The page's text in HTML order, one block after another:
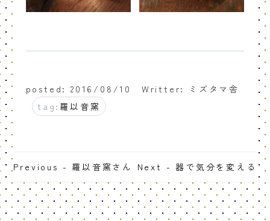
posted: 2016/08/10
Writter: ミズタマ舎
tag: 羅以音窯
Previous - 羅以音窯さん Next - 器で気分を変える